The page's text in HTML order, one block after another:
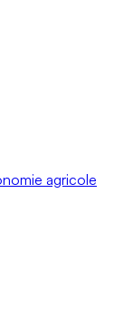
agricole